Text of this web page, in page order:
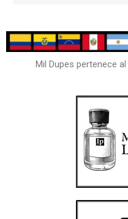
Mil Dupes pertenece